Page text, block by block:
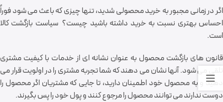
اگر در زمانی مجبور به خرید محصولی شدید، تنها چیزی که باعث می شود فوراً
احساس بهتری نسبت به خرید داشته باشید چیست؟ سیاست بازگشت کالا
است.
قانون های بازگشت محصول به عنوان نشانه ای از خدمات با کیفیت مشتری
تلقی می شود. آنها نشان می دهند که شما تجربه مشتری را در اولویت قرار می
دهید و به محصول خود اطمینان دارید، تا جایی که مشتریان اگر محصول را
دوست ندارند می توانند محصول را مرجوع کنند و پول خود را پس بگیرند.